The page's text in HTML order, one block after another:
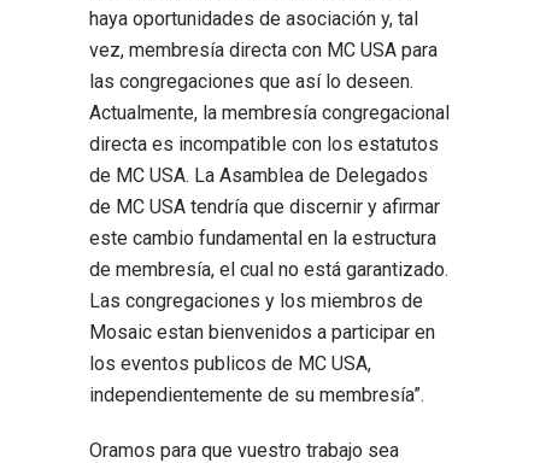
haya oportunidades de asociación y, tal
vez, membresía directa con MC USA para
las congregaciones que así lo deseen.
Actualmente, la membresía congregacional
directa es incompatible con los estatutos
de MC USA. La Asamblea de Delegados
de MC USA tendría que discernir y afirmar
este cambio fundamental en la estructura
de membresía, el cual no está garantizado.
Las congregaciones y los miembros de
Mosaic estan bienvenidos a participar en
los eventos publicos de MC USA,
independientemente de su membresía”.
Oramos para que vuestro trabajo sea